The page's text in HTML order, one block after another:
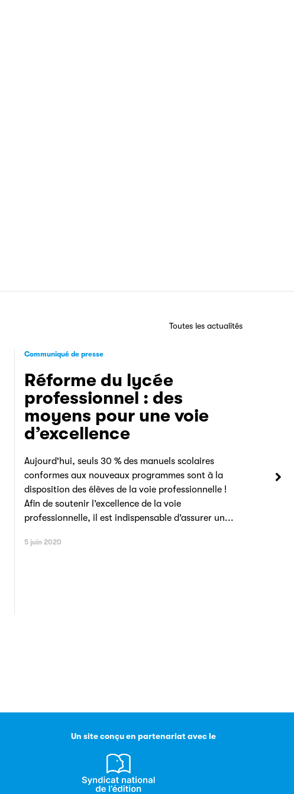
Toutes les actualités
Communiqué de presse
Réforme du lycée
professionnel : des
moyens pour une voie
d’excellence
Aujourd'hui, seuls 30 % des manuels scolaires
conformes aux nouveaux programmes sont à la
disposition des élèves de la voie professionnelle !
Afin de soutenir l’excellence de la voie
professionnelle, il est indispensable d’assurer un...
5 juin 2020
Un site conçu en partenariat avec le